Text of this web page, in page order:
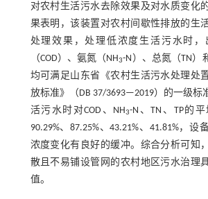
对农村生活污水去除效果及对水质变化
果表明，该装置对农村间歇性排放的生
处理效果，处理低浓度生活污水时，
（COD）、氨氮（NH3-N）、总氮（TN）
均可满足山东省《农村生活污水处理处
放标准》（DB 37/3693—2019）的一级标
活污水时对COD、NH3-N、TN、TP的
90.29%、87.25%、43.21%、41.81%，
浓度变化有良好的缓冲。综合分析可知
散且不易铺设管网的农村地区污水治理
值。